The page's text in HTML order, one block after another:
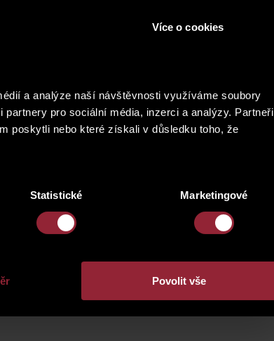
Více o cookies
a analýze naší návštěvnosti využíváme soubory
pro sociální média, inzerci a analýzy. Partneři
poskytli nebo které získali v důsledku toho, že
Statistické Marketingové
Povolit vše